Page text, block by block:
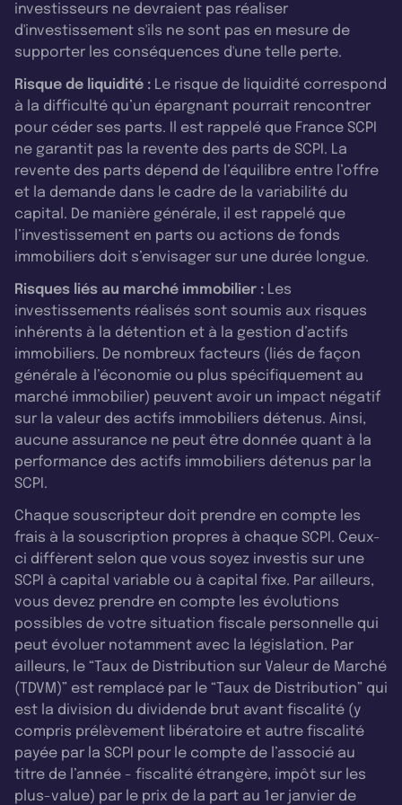
investisseurs ne devraient pas réaliser
d'investissement s'ils ne sont pas en mesure de
supporter les conséquences d'une telle perte.
Risque de liquidité : Le risque de liquidité correspond
à la difficulté qu’un épargnant pourrait rencontrer
pour céder ses parts. Il est rappelé que France SCPI
ne garantit pas la revente des parts de SCPI. La
revente des parts dépend de l’équilibre entre l’offre
et la demande dans le cadre de la variabilité du
capital. De manière générale, il est rappelé que
l’investissement en parts ou actions de fonds
immobiliers doit s’envisager sur une durée longue.
Risques liés au marché immobilier : Les
investissements réalisés sont soumis aux risques
inhérents à la détention et à la gestion d’actifs
immobiliers. De nombreux facteurs (liés de façon
générale à l’économie ou plus spécifiquement au
marché immobilier) peuvent avoir un impact négatif
sur la valeur des actifs immobiliers détenus. Ainsi,
aucune assurance ne peut être donnée quant à la
performance des actifs immobiliers détenus par la
SCPI.
Chaque souscripteur doit prendre en compte les
frais à la souscription propres à chaque SCPI. Ceux-
ci diffèrent selon que vous soyez investis sur une
SCPI à capital variable ou à capital fixe. Par ailleurs,
vous devez prendre en compte les évolutions
possibles de votre situation fiscale personnelle qui
peut évoluer notamment avec la législation. Par
ailleurs, le “Taux de Distribution sur Valeur de Marché
(TDVM)” est remplacé par le “Taux de Distribution” qui
est la division du dividende brut avant fiscalité (y
compris prélèvement libératoire et autre fiscalité
payée par la SCPI pour le compte de l’associé au
titre de l’année - fiscalité étrangère, impôt sur les
plus-value) par le prix de la part au 1er janvier de